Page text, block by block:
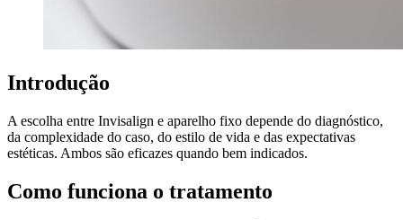
Introdução
A escolha entre Invisalign e aparelho fixo depende do diagnóstico,
da complexidade do caso, do estilo de vida e das expectativas
estéticas. Ambos são eficazes quando bem indicados.
Como funciona o tratamento